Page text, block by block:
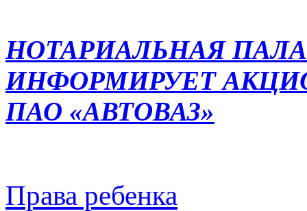
НОТАРИАЛЬНАЯ
ИНФОРМИРУЕТ
ПАО «АВТОВАЗ»
Права ребенка